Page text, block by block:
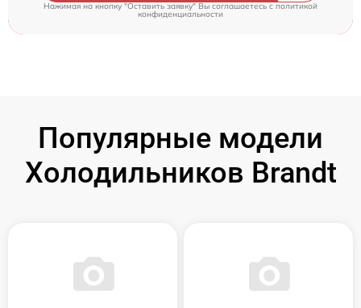
Нажимая на кнопку "Оставить заявку" Вы соглашаетесь c политикой
конфиденциальности
Популярные модели
Холодильников Brandt